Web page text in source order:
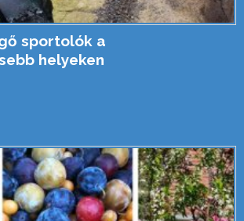
sportolók a
helyeken